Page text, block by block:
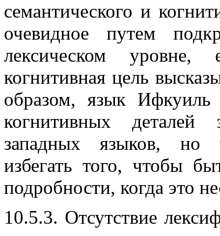
семантического и
очевидное путем
лексическом
когнитивная цель
образом, язык Ифкуиль
когнитивных деталей
западных языков, но
избегать того, чтобы
подробности, когда это
10.5.3. Отсутствие